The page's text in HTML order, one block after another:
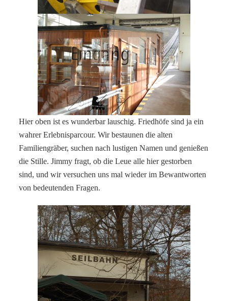
Hier oben ist es wunderbar lauschig. Friedhöfe sind ja ein
wahrer Erlebnisparcour. Wir bestaunen die alten
Familiengräber, suchen nach lustigen Namen und genießen
die Stille. Jimmy fragt, ob die Leue alle hier gestorben
sind, und wir versuchen uns mal wieder im Bewantworten
von bedeutenden Fragen.